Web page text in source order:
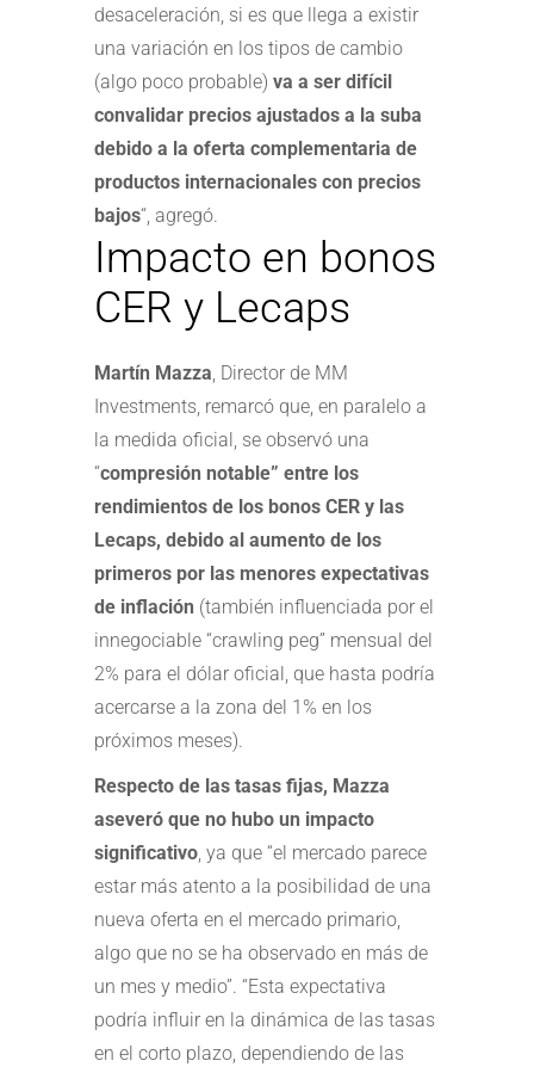
desaceleración, si es que llega a existir
una variación en los tipos de cambio
(algo poco probable) va a ser difícil
convalidar precios ajustados a la suba
debido a la oferta complementaria de
productos internacionales con precios
bajos“, agregó.
Impacto en bonos
CER y Lecaps
Martín Mazza , Director de MM
Investments, remarcó que, en paralelo a
la medida oficial, se observó una
“compresión notable” entre los
rendimientos de los bonos CER y las
Lecaps, debido al aumento de los
primeros por las menores expectativas
de inflación (también influenciada por el
innegociable “crawling peg” mensual del
2% para el dólar oficial, que hasta podría
acercarse a la zona del 1% en los
próximos meses).
Respecto de las tasas fijas, Mazza
aseveró que no hubo un impacto
significativo , ya que “el mercado parece
estar más atento a la posibilidad de una
nueva oferta en el mercado primario,
algo que no se ha observado en más de
un mes y medio”. “Esta expectativa
podría influir en la dinámica de las tasas
en el corto plazo, dependiendo de las